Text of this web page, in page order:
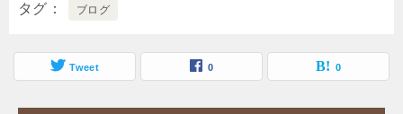
タグ ブログ
Tweet 0 0